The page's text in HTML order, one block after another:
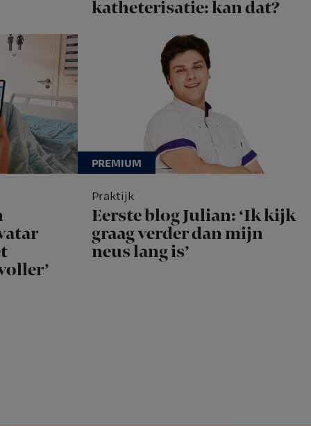
katheterisatie: kan dat?
Praktijk
Eerste blog Julian: ‘Ik kijk
graag verder dan mijn
neus lang is’